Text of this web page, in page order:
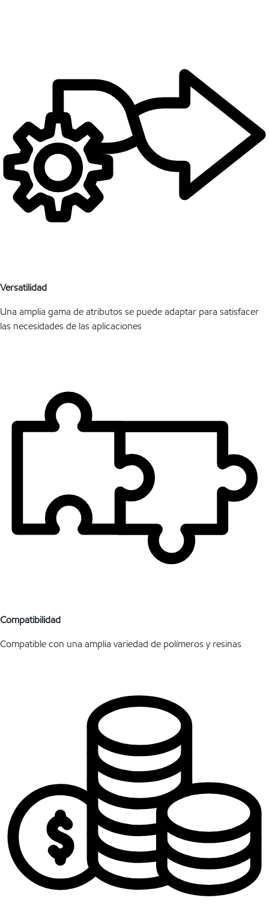
Versatilidad
Una amplia gama de atributos se puede adaptar para satisfacer
las necesidades de las aplicaciones
Compatibilidad
Compatible con una amplia variedad de polímeros y resinas